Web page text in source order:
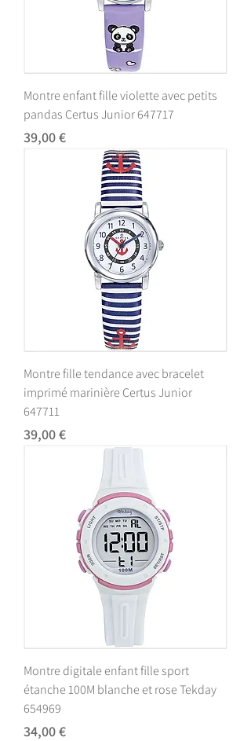
Montre enfant fille violette avec petits
pandas Certus Junior 647717
Prix
39,00 €
Montre fille tendance avec bracelet
imprimé marinière Certus Junior
647711
Prix
39,00 €
Montre digitale enfant fille sport
étanche 100M blanche et rose Tekday
654969
Prix
34,00 €